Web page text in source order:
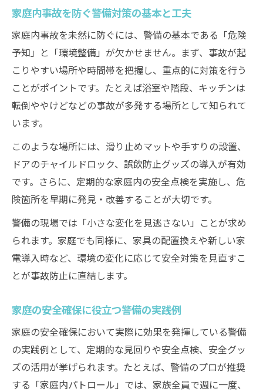
警備で気付く日常の事故予防ポイント
警備的アプローチでリスクを減らす工夫
警備の観点から見た生活リスク回避法
子どもや高齢者の安全を守る具体的手順
警備が推奨する子供と高齢者の安全手順
家庭内事故対策に役立つ警備の実践方法
高齢者と子供の事故防止に警備を活用
警備知識で守る家庭の安心な暮らし方
家庭内事故の傾向と警備的アプローチ
警備から読み解く家庭内事故の傾向分析
家庭内事故ランキングと警備の視点
警備が注目する事故発生パターンと対策
高齢者事故予防に有効な警備アプローチ
家庭内事故を防ぐ警備対策の基本と工夫
家庭内事故を未然に防ぐには、警備の基本である「危険
予知」と「環境整備」が欠かせません。まず、事故が起
こりやすい場所や時間帯を把握し、重点的に対策を行う
ことがポイントです。たとえば浴室や階段、キッチンは
転倒ややけどなどの事故が多発する場所として知られて
います。
このような場所には、滑り止めマットや手すりの設置、
ドアのチャイルドロック、誤飲防止グッズの導入が有効
です。さらに、定期的な家庭内の安全点検を実施し、危
険箇所を早期に発見・改善することが大切です。
警備の現場では「小さな変化を見逃さない」ことが求め
られます。家庭でも同様に、家具の配置換えや新しい家
電導入時など、環境の変化に応じて安全対策を見直すこ
とが事故防止に直結します。
家庭の安全確保に役立つ警備の実践例
家庭の安全確保において実際に効果を発揮している警備
の実践例として、定期的な見回りや安全点検、安全グッ
ズの活用が挙げられます。たとえば、警備のプロが推奨
する「家庭内パトロール」では、家族全員で週に一度、